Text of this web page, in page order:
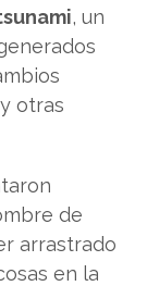
, un
otras
de
arrastrado
en la